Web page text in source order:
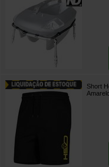
Short